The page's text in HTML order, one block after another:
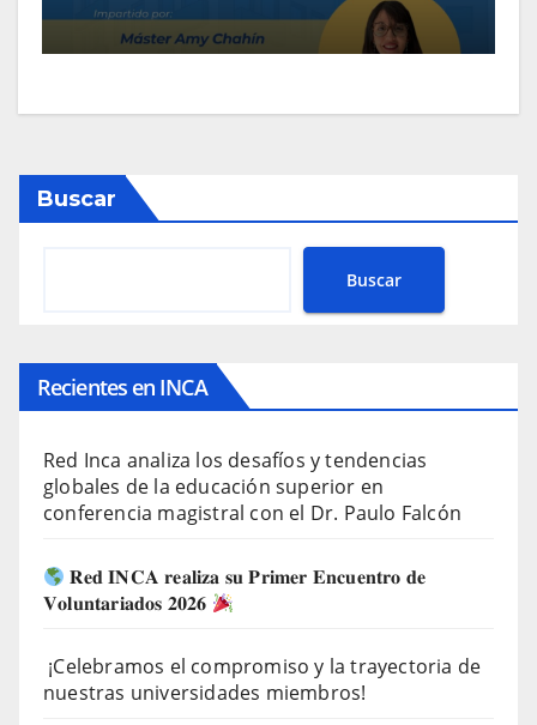
Buscar
Buscar
Recientes en INCA
Red Inca analiza los desafíos y tendencias
globales de la educación superior en
conferencia magistral con el Dr. Paulo Falcón
𝐑𝐞𝐝 𝐈𝐍𝐂𝐀 𝐫𝐞𝐚𝐥𝐢𝐳𝐚 𝐬𝐮 𝐏𝐫𝐢𝐦𝐞𝐫 𝐄𝐧𝐜𝐮𝐞𝐧𝐭𝐫𝐨 𝐝𝐞
𝐕𝐨𝐥𝐮𝐧𝐭𝐚𝐫𝐢𝐚𝐝𝐨𝐬 𝟐𝟎𝟐𝟔
¡Celebramos el compromiso y la trayectoria de
nuestras universidades miembros!